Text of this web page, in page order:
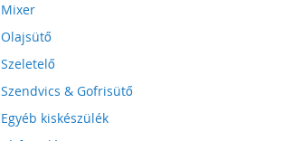
Mixer
Olajsütő
Szeletelő
Szendvics & Gofrisütő
Egyéb kiskészülék